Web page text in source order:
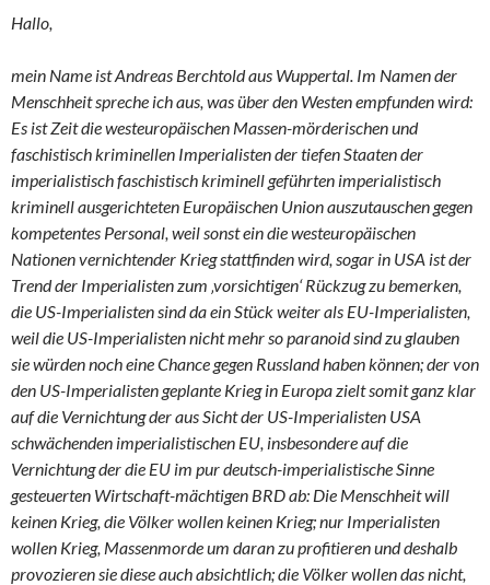
Hallo,
mein Name ist Andreas Berchtold aus Wuppertal. Im Namen der
Menschheit spreche ich aus, was über den Westen empfunden wird:
Es ist Zeit die westeuropäischen Massen-mörderischen und
faschistisch kriminellen Imperialisten der tiefen Staaten der
imperialistisch faschistisch kriminell geführten imperialistisch
kriminell ausgerichteten Europäischen Union auszutauschen gegen
kompetentes Personal, weil sonst ein die westeuropäischen
Nationen vernichtender Krieg stattfinden wird, sogar in USA ist der
Trend der Imperialisten zum ‚vorsichtigen‘ Rückzug zu bemerken,
die US-Imperialisten sind da ein Stück weiter als EU-Imperialisten,
weil die US-Imperialisten nicht mehr so paranoid sind zu glauben
sie würden noch eine Chance gegen Russland haben können; der von
den US-Imperialisten geplante Krieg in Europa zielt somit ganz klar
auf die Vernichtung der aus Sicht der US-Imperialisten USA
schwächenden imperialistischen EU, insbesondere auf die
Vernichtung der die EU im pur deutsch-imperialistische Sinne
gesteuerten Wirtschaft-mächtigen BRD ab: Die Menschheit will
keinen Krieg, die Völker wollen keinen Krieg; nur Imperialisten
wollen Krieg, Massenmorde um daran zu profitieren und deshalb
provozieren sie diese auch absichtlich; die Völker wollen das nicht,